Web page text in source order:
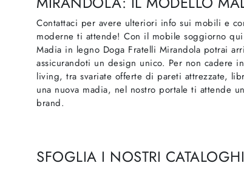
Contattaci per avere ulteriori info sui mobili e
moderne ti attende! Con il mobile soggiorno
Madia in legno Doga Fratelli Mirandola potrai
assicurandoti un design unico. Per non cadere
living, tra svariate offerte di pareti attrezzate,
una nuova madia, nel nostro portale ti attende
brand.
SFOGLIA I NOSTRI CATALOGHI